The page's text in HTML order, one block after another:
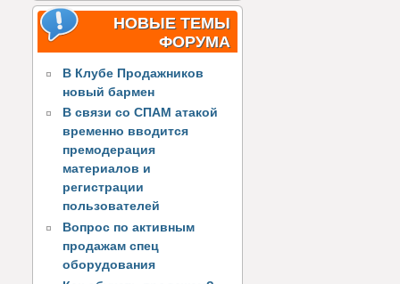
НОВЫЕ ТЕМЫ
ФОРУМА
В Клубе Продажников
новый бармен
В связи со СПАМ атакой
временно вводится
премодерация
материалов и
регистрации
пользователей
Вопрос по активным
продажам спец
оборудования